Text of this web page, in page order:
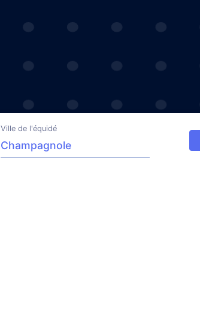
Ville de l'équidé